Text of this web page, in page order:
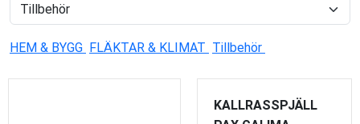
HEM & BYGG FLÄKTAR & KLIMAT Tillbehör
KALLRASSPJÄLL